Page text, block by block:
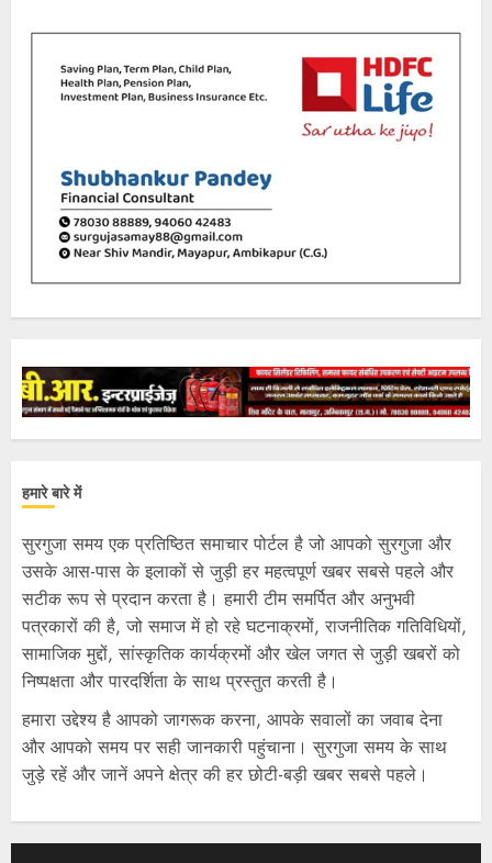
हमारे बारे में
सुरगुजा समय एक प्रतिष्ठित समाचार पोर्टल है जो आपको सुरगुजा और
उसके आस-पास के इलाकों से जुड़ी हर महत्वपूर्ण खबर सबसे पहले और
सटीक रूप से प्रदान करता है। हमारी टीम समर्पित और अनुभवी
पत्रकारों की है, जो समाज में हो रहे घटनाक्रमों, राजनीतिक गतिविधियों,
सामाजिक मुद्दों, सांस्कृतिक कार्यक्रमों और खेल जगत से जुड़ी खबरों को
निष्पक्षता और पारदर्शिता के साथ प्रस्तुत करती है।
हमारा उद्देश्य है आपको जागरूक करना, आपके सवालों का जवाब देना
और आपको समय पर सही जानकारी पहुंचाना। सुरगुजा समय के साथ
जुड़े रहें और जानें अपने क्षेत्र की हर छोटी-बड़ी खबर सबसे पहले।